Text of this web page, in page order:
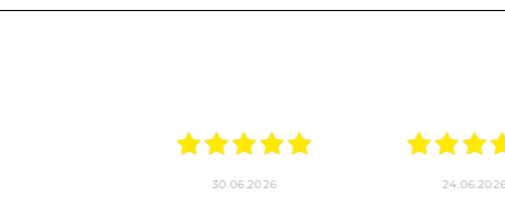
30.06.2026 24.06.2026